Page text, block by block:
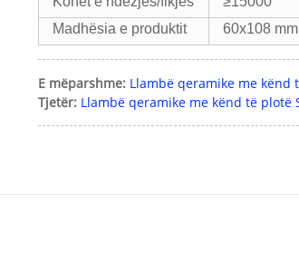
Madhësia e produktit
60x108 mm
E mëparshme: Llambë qeramike me kënd
Tjetër: Llambë qeramike me kënd të plotë